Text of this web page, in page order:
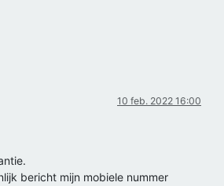
10 feb. 2022 16:00
bericht mijn mobiele nummer